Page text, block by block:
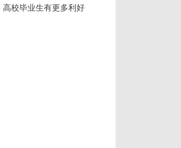
校毕业生有更多利好